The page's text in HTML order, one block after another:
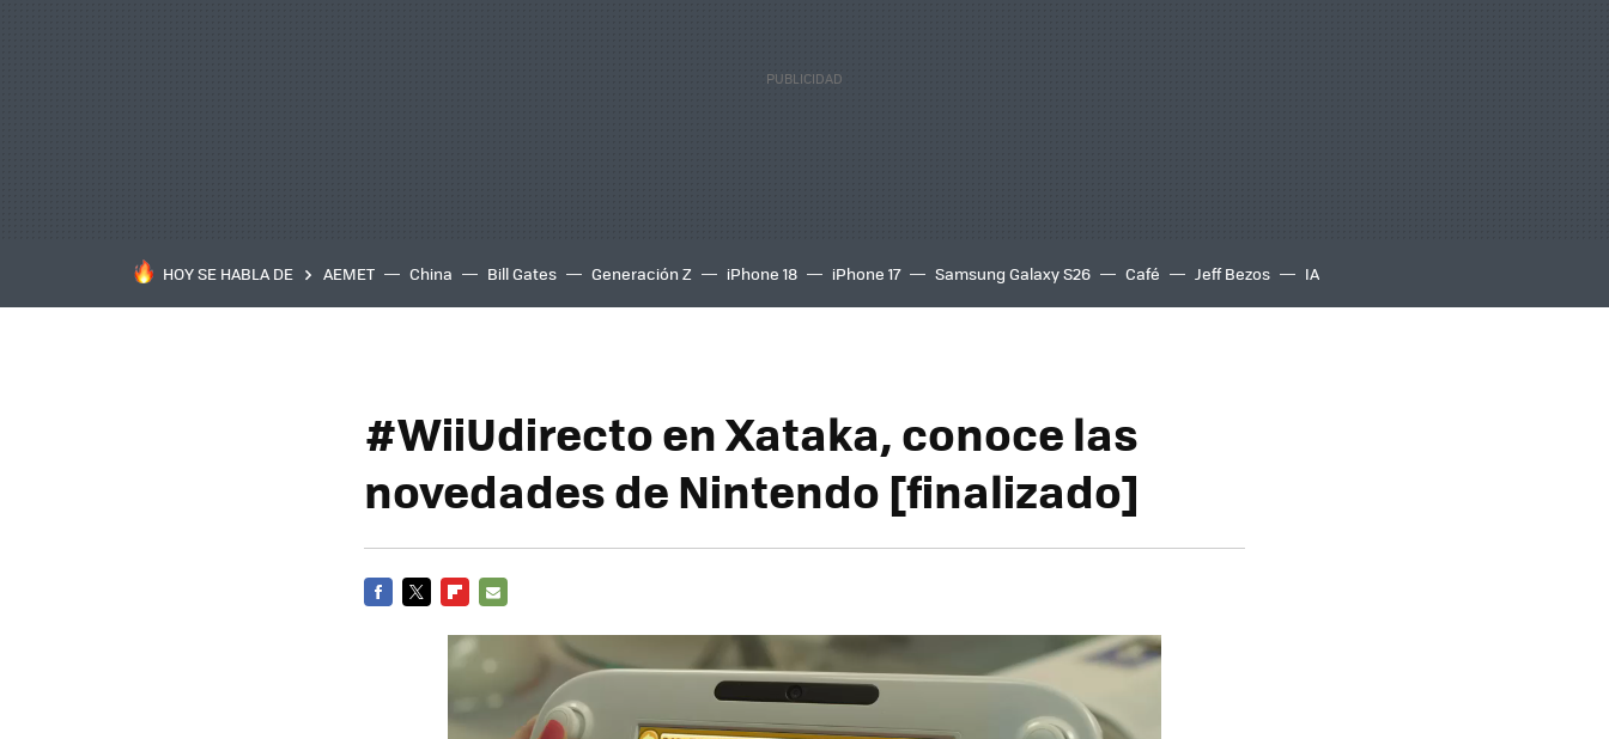
HOY SE HABLA DE AEMET China Bill Gates Generación Z iPhone 18 iPhone 17 Samsung Galaxy S26 Café Jeff Bezos IA
#WiiUdirecto en Xataka, conoce las
novedades de Nintendo [finalizado]